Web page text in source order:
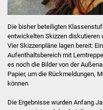
Die bisher beteiligten
entwickelten Skizzen diskutieren
Vier Skizzenpläne lagen bereit:
Aufenthaltsbereich mit
es noch die Bilder von der
Papier, um die Rückmeldungen,
können
Die Ergebnisse wurden Anfang